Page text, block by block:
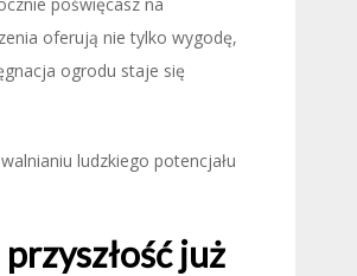
oferują nie tylko wygodę,
ogrodu staje się
ludzkiego potencjału
już